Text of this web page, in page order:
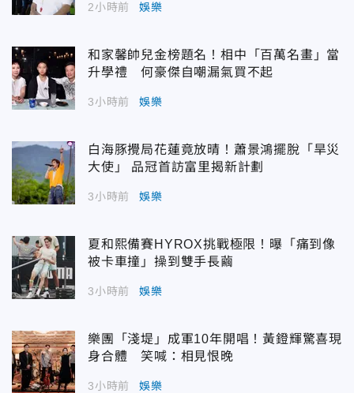
2小時前 娛樂
和家馨帥兒金榜題名！相中「百萬名畫」當
升學禮 何豪傑自嘲漏氣買不起
3小時前 娛樂
白海豚攪局花蓮竟放晴！蕭景鴻擺脫「旱災
大使」 品冠首訪富里揭新計劃
3小時前 娛樂
夏和熙備賽HYROX挑戰極限！曝「痛到像
被卡車撞」操到雙手長繭
3小時前 娛樂
樂團「淺堤」成軍10年開唱！黃鐙輝驚喜現
身合體 笑喊：相見恨晚
3小時前 娛樂